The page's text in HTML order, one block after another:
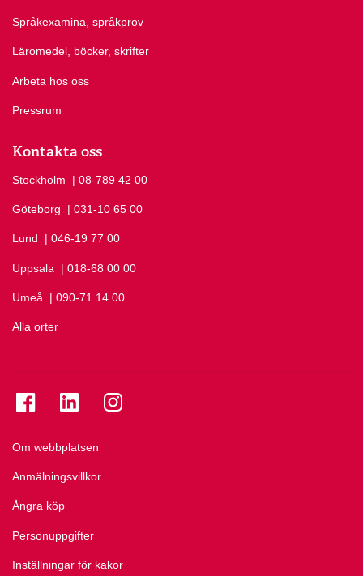
Språkexamina, språkprov
Läromedel, böcker, skrifter
Arbeta hos oss
Pressrum
Kontakta oss
Stockholm Ring Stockholm på
| 08-789 42 00
Göteborg Ring Göteborg på
| 031-10 65 00
Lund Ring Lund på
| 046-19 77 00
Uppsala Ring Uppsala på
| 018-68 00 00
Umeå Ring Umeå på
| 090-71 14 00
Alla orter
Om webbplatsen
Anmälningsvillkor
Ångra köp
Personuppgifter
Inställningar för kakor
Se folkuniversitetet på Facebook
Se folkuniversitetet på LinkedIn